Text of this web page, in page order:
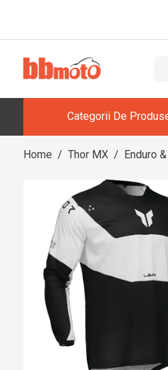
Categorii De
Home / Thor MX / Enduro